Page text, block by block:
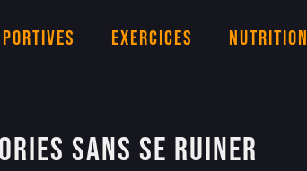
Exercices Nutrition
sans se ruiner